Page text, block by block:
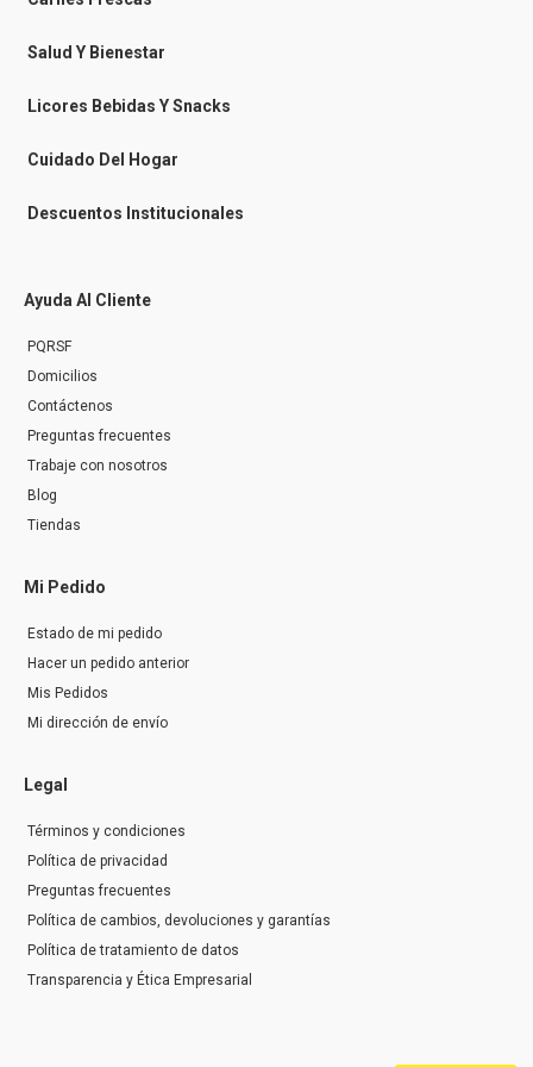
s
s
n
g
r
Salud Y Bienestar
Licores Bebidas Y Snacks
Cuidado Del Hogar
Descuentos Institucionales
Ayuda Al Cliente
PQRSF
Domicilios
Contáctenos
Preguntas frecuentes
Trabaje con nosotros
Blog
Tiendas
Mi Pedido
Estado de mi pedido
Hacer un pedido anterior
Mis Pedidos
Mi dirección de envío
Legal
Términos y condiciones
Política de privacidad
Preguntas frecuentes
Política de cambios, devoluciones y garantías
Política de tratamiento de datos
Transparencia y Ética Empresarial